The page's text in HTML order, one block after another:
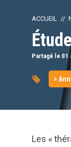
ACCUEIL
Partagé le 01
>
Les «